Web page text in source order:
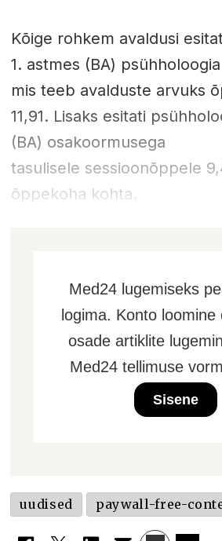
Kõige rohkem avaldusi
1. astmes (BA)
mis teeb avalduste arvuks
11,91. Lisaks esitati
(BA) osakoormusega
tasulisele sessioonõppele
õppekoha kohta.
Med24 lugemiseks
logima. Konto loomine
osade artiklite
Med24 tellimuse
Sisene
uudised paywall-free-